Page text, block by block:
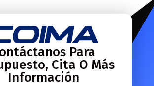
Para
Cita O Más
Información